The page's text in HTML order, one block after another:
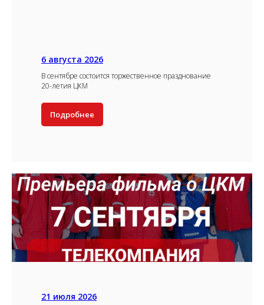
6 августа 2026
В сентябре состоится торжественное празднование
20-летия ЦКМ
Подробнее
21 июля 2026